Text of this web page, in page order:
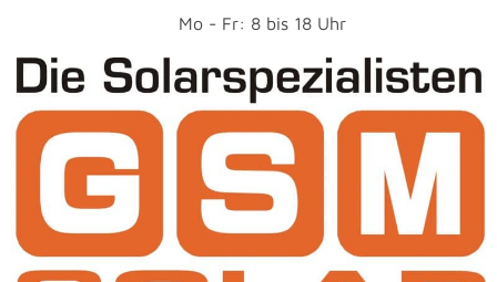
Mo - Fr: 8 bis 18 Uhr